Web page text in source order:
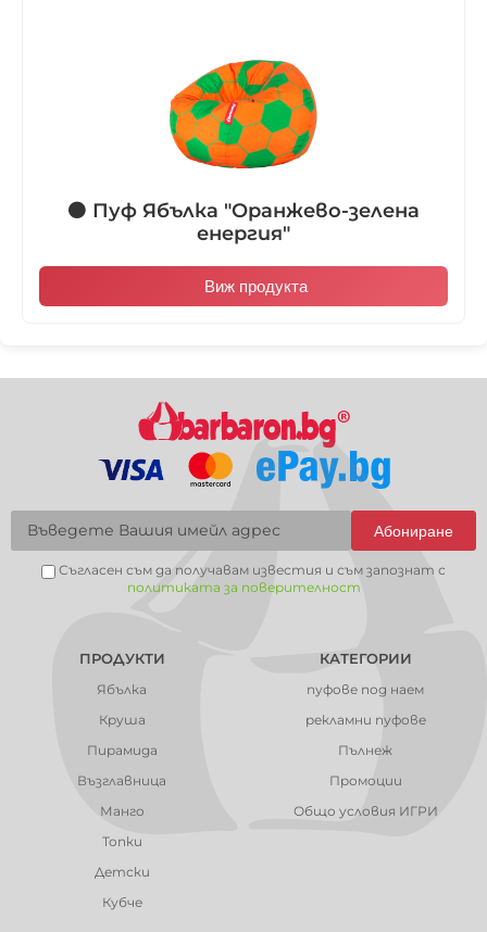
🟠 Пуф Ябълка "Оранжево-зелена
енергия"
Виж продукта
Абониране
Съгласен съм да получавам известия и съм запознат с
политиката за поверителност
ПРОДУКТИ
Ябълка
Круша
Пирамида
Възглавница
Манго
Топки
Детски
Кубче
КАТЕГОРИИ
пуфове под наем
рекламни пуфове
Пълнеж
Промоции
Общо условия ИГРИ